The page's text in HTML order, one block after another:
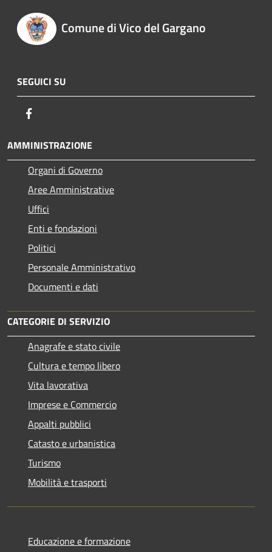
Comune di Vico del Gargano
SEGUICI SU
AMMINISTRAZIONE
Organi di Governo
Aree Amministrative
Uffici
Enti e fondazioni
Politici
Personale Amministrativo
Documenti e dati
CATEGORIE DI SERVIZIO
Anagrafe e stato civile
Cultura e tempo libero
Vita lavorativa
Imprese e Commercio
Appalti pubblici
Catasto e urbanistica
Turismo
Mobilità e trasporti
Educazione e formazione